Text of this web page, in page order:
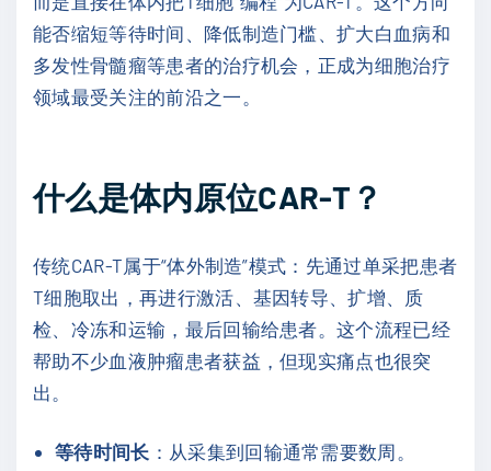
能否缩短等待时间、降低制造门槛、扩大白血病和
多发性骨髓瘤等患者的治疗机会，正成为细胞治疗
领域最受关注的前沿之一。
什么是体内原位CAR-T？
传统CAR-T属于“体外制造”模式：先通过单采把患者
T细胞取出，再进行激活、基因转导、扩增、质
检、冷冻和运输，最后回输给患者。这个流程已经
帮助不少血液肿瘤患者获益，但现实痛点也很突
出。
等待时间长 ：从采集到回输通常需要数周。